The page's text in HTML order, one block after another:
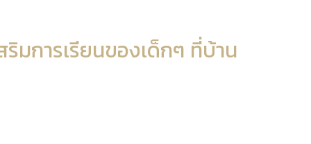
มการเรียนของเด็กๆ ที่บ้าน